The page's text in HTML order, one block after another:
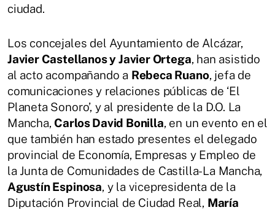
ciudad.
Los concejales del Ayuntamiento de Alcázar,
Javier Castellanos y Javier Ortega, han asistido
al acto acompañando a Rebeca Ruano, jefa de
comunicaciones y relaciones públicas de ‘El
Planeta Sonoro’, y al presidente de la D.O. La
Mancha, Carlos David Bonilla, en un evento en el
que también han estado presentes el delegado
provincial de Economía, Empresas y Empleo de
la Junta de Comunidades de Castilla-La Mancha,
Agustín Espinosa, y la vicepresidenta de la
Diputación Provincial de Ciudad Real, María